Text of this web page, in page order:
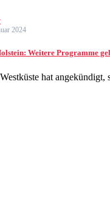
2024
Weitere Programme
hat